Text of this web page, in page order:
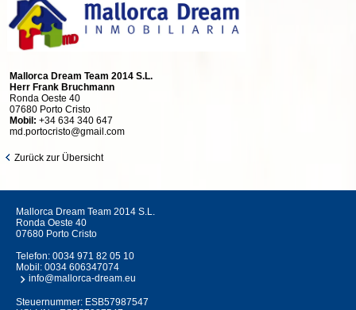
Mallorca Dream Team 2014 S.L.
Herr Frank Bruchmann
Ronda Oeste 40
07680 Porto Cristo
Mobil: +34 634 340 647
md.portocristo@gmail.com
Zurück zur Übersicht
Mallorca Dream Team 2014 S.L.
Ronda Oeste 40
07680 Porto Cristo
Telefon: 0034 971 82 05 10
Mobil: 0034 606347074
info@mallorca-dream.eu
Steuernummer: ESB57987547